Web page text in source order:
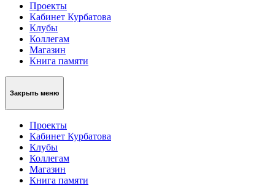
Проекты
Кабинет Курбатова
Клубы
Коллегам
Магазин
Книга памяти
Закрыть меню
Проекты
Кабинет Курбатова
Клубы
Коллегам
Магазин
Книга памяти